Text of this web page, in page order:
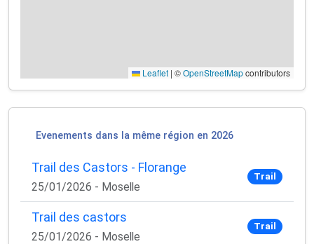
Leaflet | ©OpenStreetMapcontributors
Evenements dans la même région en 2026
Trail des Castors - Florange
25/01/2026 - Moselle
Trail
Trail des castors
25/01/2026 - Moselle
Trail